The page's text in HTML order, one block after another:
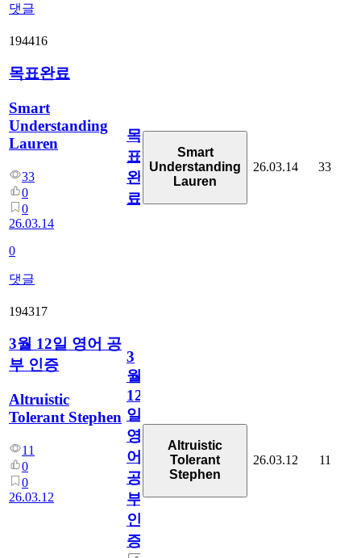
댓글
194416
목표완료
Smart
Understanding
Lauren
33
0
0
26.03.14
0
댓글
목
표
완
료
Smart
Understanding
Lauren
26.03.14 33
194317
3월 12일 영어 공
부 인증
Altruistic
Tolerant Stephen
11
0
0
26.03.12
3
월
12
일
영
어
공
부
인
증
Altruistic
Tolerant
Stephen
26.03.12 11